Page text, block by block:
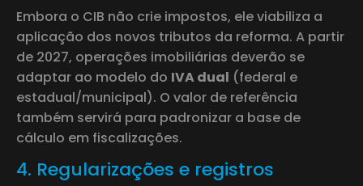
Embora o CIB não crie impostos, ele viabiliza a
aplicação dos novos tributos da reforma. A partir
de 2027, operações imobiliárias deverão se
adaptar ao modelo do IVA dual (federal e
estadual/municipal). O valor de referência
também servirá para padronizar a base de
cálculo em fiscalizações.
4. Regularizações e registros